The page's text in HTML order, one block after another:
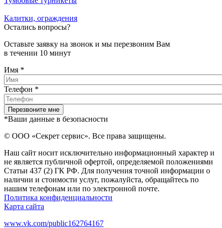
Калитки, ограждения
Остались вопросы?
Оставьте заявку на звонок и мы перезвоним Вам
в течении 10 минут
Имя *
Телефон *
*Ваши данные в безопасности
© ООО «Секрет сервис». Все права защищены.
Наш сайт носит исключительно информационный характер и
не является публичной офертой, определяемой положениями
Статьи 437 (2) ГК РФ. Для получения точной информации о
наличии и стоимости услуг, пожалуйста, обращайтесь по
нашим телефонам или по электронной почте.
Политика конфиденциальности
Карта сайта
www.vk.com/public162764167